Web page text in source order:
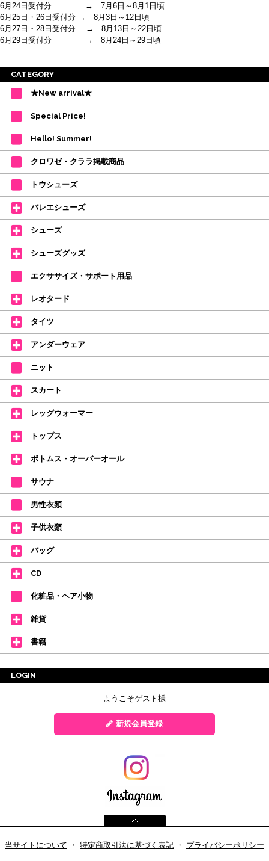
6月24日受付分 → 7月6日～8月1日頃
6月25日・26日受付分 → 8月3日～12日頃
6月27日・28日受付分 → 8月13日～22日頃
6月29日受付分 → 8月24日～29日頃
※ご注意
・受付順に発送を行いますので、日にち指定はお受けできません。上記の期
間を目安として下さい。
(目安は多少ずれこむ場合がございます。)
・在庫の確保は発送の直前に行います。カートに入れて注文完了となって
も、商品の確保はされておりません。
ご注文商品が在庫切れの場合は、上記お目安の頃にご連絡させていただき
ます。
カード決済をされたお客様は決済金額の変更をさせていただきます。
【ミルバ×たけいみき】オリジナルタオルが新登場!
レッスンのお供にはもちろん、毎日の持ち歩きやギフトにもぴったりのミル
バオリジナルタオルです。
たけいみきさんが描く「夢かわいい」バレエイラストが、そのままタオルに
なりました。
デラロミラノ2026コレクションの販売を開始しました☆
↑ご購入頂いたお客様に、デラロミラノのロゴ入りボールペンをプレゼント
中。
(お一人様1本限りになります)
価格改定のお知らせ
2026年4月1日よりシューズ全般、衣類など商品を値上げしました。
何卒ご理解いただけますようお願い申し上げます
【シューズのフィッティングについて】
全店、ご予約不要です(18:30まで)。タイツ・ソックス・トウパッドを
持参してください。
【ミルバ インスタグラム】←ここをクリック♪
皆さまのダンスライフをサポートできるようなさまざまな商品をご紹介して
おります。
【新商品はこちらから】 ←ここをクリック♪
CATEGORY
★New arrival★
Special Price!
Hello! Summer!
クロワゼ・クララ掲載商品
トウシューズ
バレエシューズ
シューズ
シューズグッズ
エクササイズ・サポート用品
レオタード
タイツ
アンダーウェア
ニット
スカート
レッグウォーマー
トップス
ボトムス・オーバーオール
サウナ
男性衣類
子供衣類
バッグ
CD
化粧品・ヘア小物
雑貨
書籍
LOGIN
ようこそゲスト様
新規会員登録
当サイトについて ・ 特定商取引法に基づく表記 ・ プライバシーポリシー